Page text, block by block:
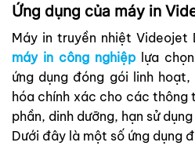
Ứng dụng của máy in
Máy in truyền nhiệt
máy in công nghiệplựa
ứng dụng đóng gói linh
hóa chính xác cho các thông
phần, dinh dưỡng, hạn sử
Dưới đây là một số ứng dụng